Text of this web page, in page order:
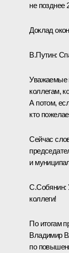
не позднее
Доклад
В.Путин:
Уважаемые
коллегам,
А потом,
кто
Сейчас
и
С.Собянин:
коллеги!
По итогам
Владимир
по